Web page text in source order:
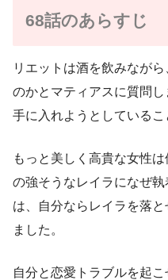
68話のあらすじ
リエットは酒を飲みなが
のかとマティアスに質問
手に入れようとしているこ
もっと美しく高貴な女性
の強そうなレイラになぜ
は、自分ならレイラを落
ました。
自分と恋愛トラブルを起